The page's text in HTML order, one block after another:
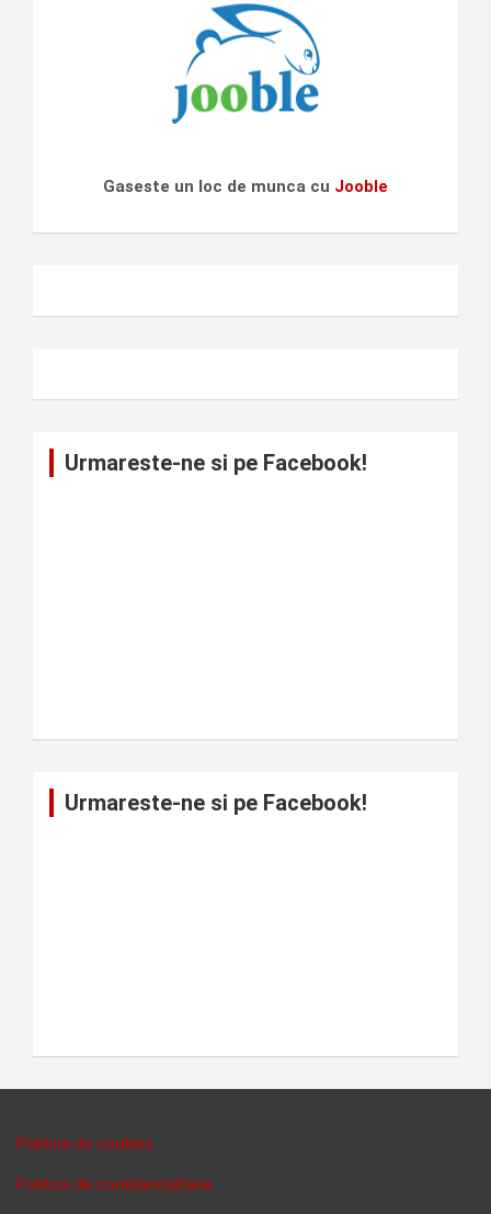
Gaseste un loc de munca cu Jooble
Urmareste-ne si pe Facebook!
Urmareste-ne si pe Facebook!
Politica de cookies
Politica de confidentalitate